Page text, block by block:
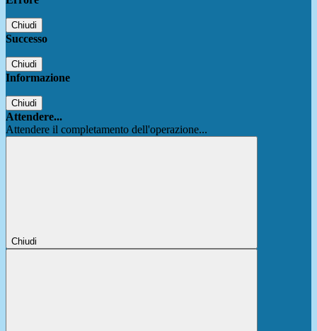
Chiudi
Successo
Chiudi
Informazione
Chiudi
Attendere...
Attendere il completamento dell'operazione...
Chiudi